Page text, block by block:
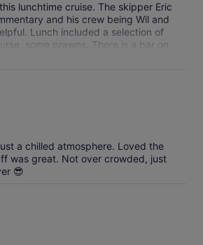
lunchtime cruise. The skipper Eric
and his crew being Wil and
Lunch included a selection of
some prawns. There is a bar on
purchase drinks. The only hiccup
on the engine which resulted in the
a short time whist the skipper
to the repairs with no fuss and the
we were back under way. I would
booking experience was easy and
were excellent, but, there was some
the departure time was Qld or
recommend this tour, allow
a chilled atmosphere. Loved the
was great. Not over crowded, just
😎